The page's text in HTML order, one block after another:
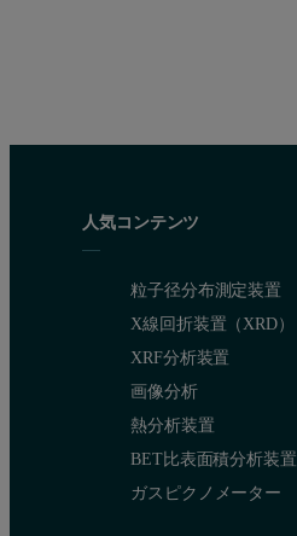
人気コンテンツ
粒子径分布測定装置
X線回折装置（XRD）
XRF分析装置
画像分析
熱分析装置
BET比表面積分析装置
ガスピクノメーター